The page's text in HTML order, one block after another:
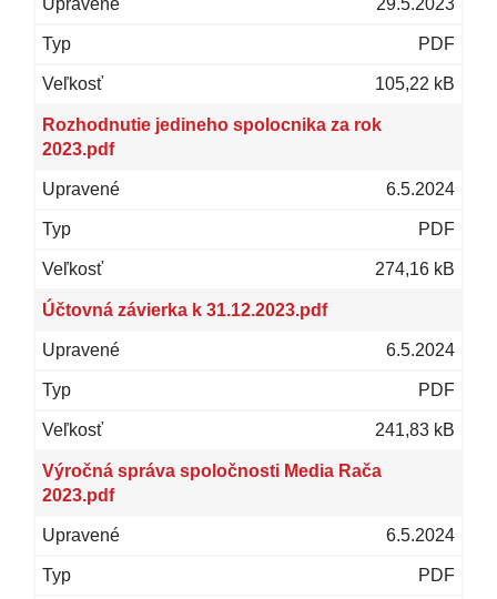
29.5.2023
PDF
105,22 kB
Rozhodnutie jedineho spolocnika za rok
2023.pdf
6.5.2024
PDF
274,16 kB
Účtovná závierka k 31.12.2023.pdf
6.5.2024
PDF
241,83 kB
Výročná správa spoločnosti Media Rača
2023.pdf
6.5.2024
PDF